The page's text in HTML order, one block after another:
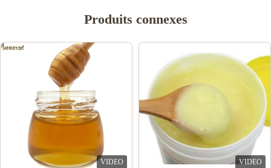
B BeeFarmers Crib
Mar 4.2026
I like the quality but I would prefer each piece having its own
package and thereafter combined them in one packed.
Produits connexes
VIDEO VIDEO